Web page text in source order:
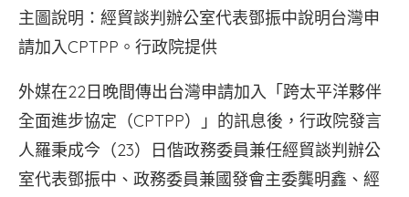
主圖說明：經貿談判辦公室代表鄧振中說明台灣申
請加入CPTPP。行政院提供
外媒在22日晚間傳出台灣申請加入「跨太平洋夥伴
全面進步協定（CPTPP）」的訊息後，行政院發言
人羅秉成今（23）日偕政務委員兼任經貿談判辦公
室代表鄧振中、政務委員兼國發會主委龔明鑫、經